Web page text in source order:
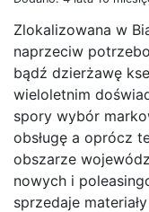
Zlokalizowana w
naprzeciw
bądź dzierżawę
wieloletnim
spory wybór
obsługę a oprócz
obszarze
nowych i
sprzedaje